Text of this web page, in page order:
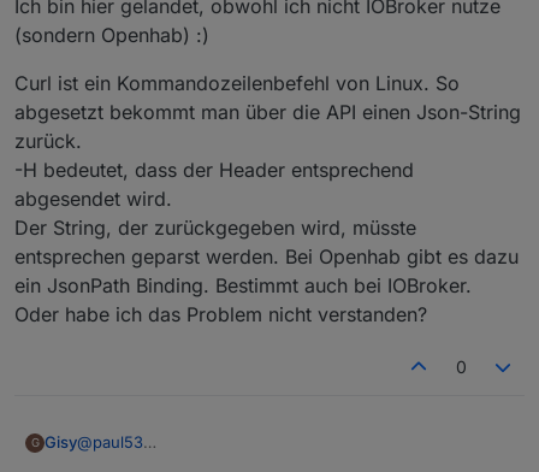
Anführungszeichen oder
exec(Kommando)
Ich bin hier gelandet, obwohl ich nicht IOBroker nutze
(sondern Openhab) :)
Curl ist ein Kommandozeilenbefehl von Linux. So
abgesetzt bekommt man über die API einen Json-String
zurück.
-H bedeutet, dass der Header entsprechend
abgesendet wird.
Der String, der zurückgegeben wird, müsste
entsprechen geparst werden. Bei Openhab gibt es dazu
ein JsonPath Binding. Bestimmt auch bei IOBroker.
Oder habe ich das Problem nicht verstanden?
0
G Gisy@paul53